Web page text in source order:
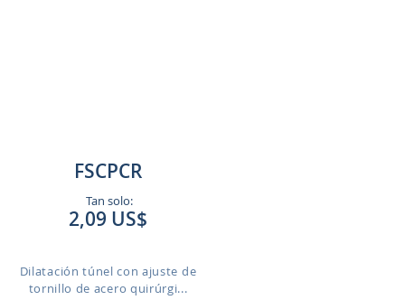
FSCPCR
Tan solo:
2,09 US$
Dilatación túnel con ajuste de
tornillo de acero quirúrgi...